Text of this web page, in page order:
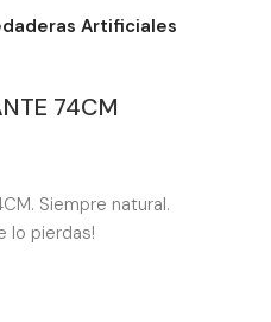
Artificiales
74CM
Siempre natural.
lo pierdas!